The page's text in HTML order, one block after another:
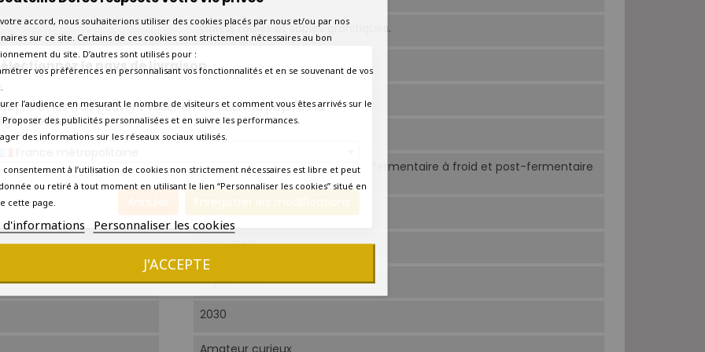
le pays de livraison
prix et les frais peuvent varier en fonction du pays/de la
de livraison.
Enregistrer les modifications
Galets roulés et sables granitiques.
Syrah
Syrah 100%.
Éraflage total, macération pré-fermentaire à froid et post-fermentaire
à 30°C, fermentation à 25°C.
12 mois en cuve bois.
16°C-18°C.
Aujourd'hui
2030
Amateur curieux
accord, nous souhaiterions utiliser des cookies placés par nous et/ou par nos
sur ce site. Certains de ces cookies sont strictement nécessaires au bon
du site. D’autres sont utilisés pour :
vos préférences en personnalisant vos fonctionnalités et en se souvenant de vos
l’audience en mesurant le nombre de visiteurs et comment vous êtes arrivés sur le
Proposer des publicités personnalisées et en suivre les performances.
des informations sur les réseaux sociaux utilisés.
consentement à l’utilisation de cookies non strictement nécessaires est libre et peut
ou retiré à tout moment en utilisant le lien “Personnaliser les cookies” situé en
cette page.
d'informations Personnaliser les cookies
J'ACCEPTE